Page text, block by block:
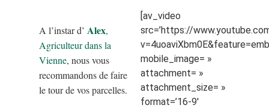
A l’instar d’ Alex,
Agriculteur dans la
Vienne, nous vous
recommandons de faire
le tour de vos parcelles.
[av_video
src=’https://
mobile_image= »
attachment= »
attachment_size= »
format=’16-9′